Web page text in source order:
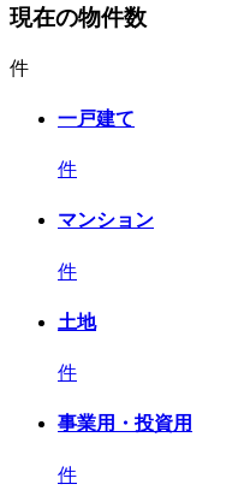
現在の物件数
件
一戸建て
件
マンション
件
土地
件
事業用・投資用
件